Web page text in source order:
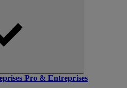
Pro & Entreprises